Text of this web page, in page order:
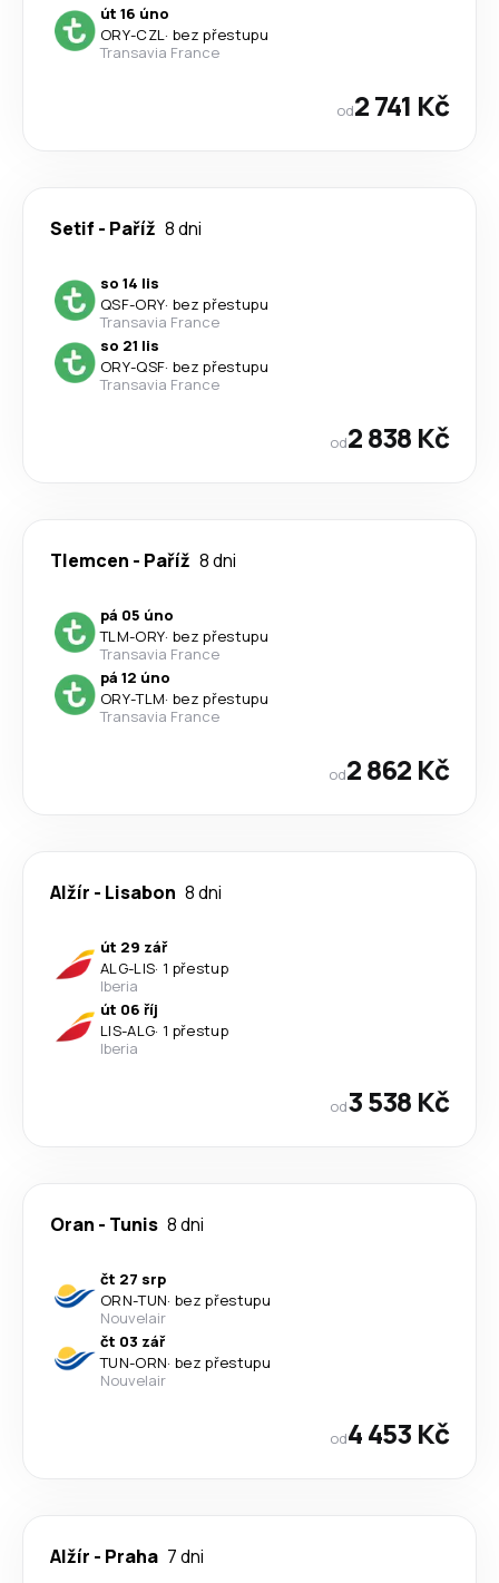
út 16 úno
ORY-CZL· bez přestupu
Transavia France
od2 741 Kč
Setif - Paříž 8 dni
so 14 lis
QSF-ORY· bez přestupu
Transavia France
so 21 lis
ORY-QSF· bez přestupu
Transavia France
od2 838 Kč
Tlemcen - Paříž 8 dni
pá 05 úno
TLM-ORY· bez přestupu
Transavia France
pá 12 úno
ORY-TLM· bez přestupu
Transavia France
od2 862 Kč
Alžír - Lisabon 8 dni
út 29 zář
ALG-LIS· 1 přestup
Iberia
út 06 říj
LIS-ALG· 1 přestup
Iberia
od3 538 Kč
Oran - Tunis 8 dni
čt 27 srp
ORN-TUN· bez přestupu
Nouvelair
čt 03 zář
TUN-ORN· bez přestupu
Nouvelair
od4 453 Kč
Alžír - Praha 7 dni